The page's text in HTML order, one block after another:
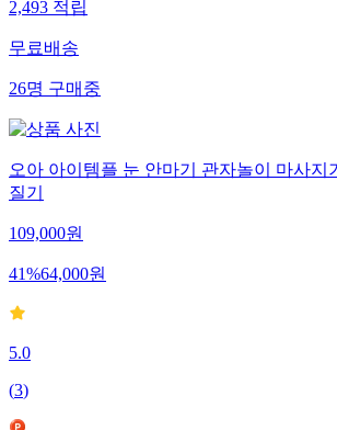
2,493적립
무료배송
26명구매중
오아 아이템플 눈 안마기 관자놀이 마사지
질기
109,000원
41%64,000원
5.0
(3)